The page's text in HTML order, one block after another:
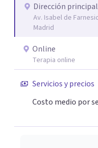
En la terapia con
integrador, relacional, concibo al ser humano como un
ser activo y con un alto
en tratamiento de
adicciones, duelos,
Dirección principal
Av. Isabel de
Madrid
Online
Terapia online
Servicios y precios
Costo medio por